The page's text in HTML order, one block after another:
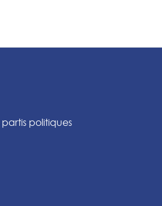
politiques